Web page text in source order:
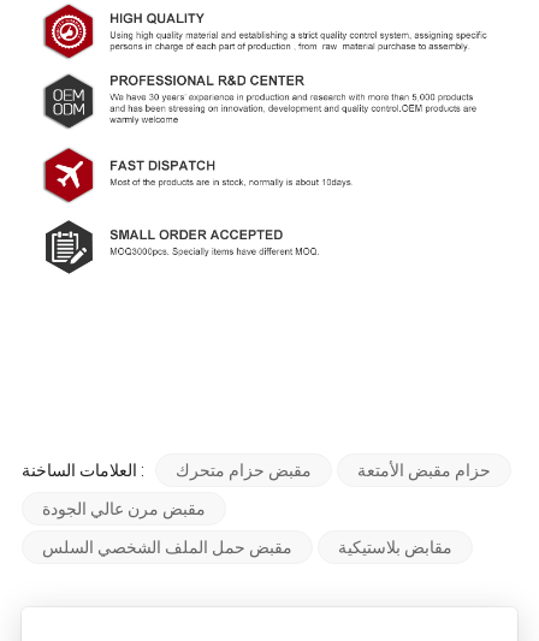
العلامات الساخنة : مقبض حزام متحرك
حزام مقبض الأمتعة
مقبض مرن عالي الجودة
مقبض حمل الملف الشخصي السلس
مقابض بلاستيكية